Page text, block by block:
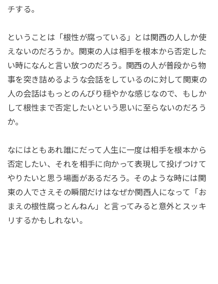
チする。
ということは「根性が腐っている」とは関西の人しか使
えないのだろうか。関東の人は相手を根本から否定した
い時になんと言い放つのだろう。関西の人が普段から物
事を突き詰めるような会話をしているのに対して関東の
人の会話はもっとのんびり穏やかな感じなので、もしか
して根性まで否定したいという思いに至らないのだろう
か。
なにはともあれ誰にだって人生に一度は相手を根本から
否定したい、それを相手に向かって表現して投げつけて
やりたいと思う場面があるだろう。そのような時には関
東の人でさえその瞬間だけはなぜか関西人になって「お
まえの根性腐っとんねん」と言ってみると意外とスッキ
リするかもしれない。